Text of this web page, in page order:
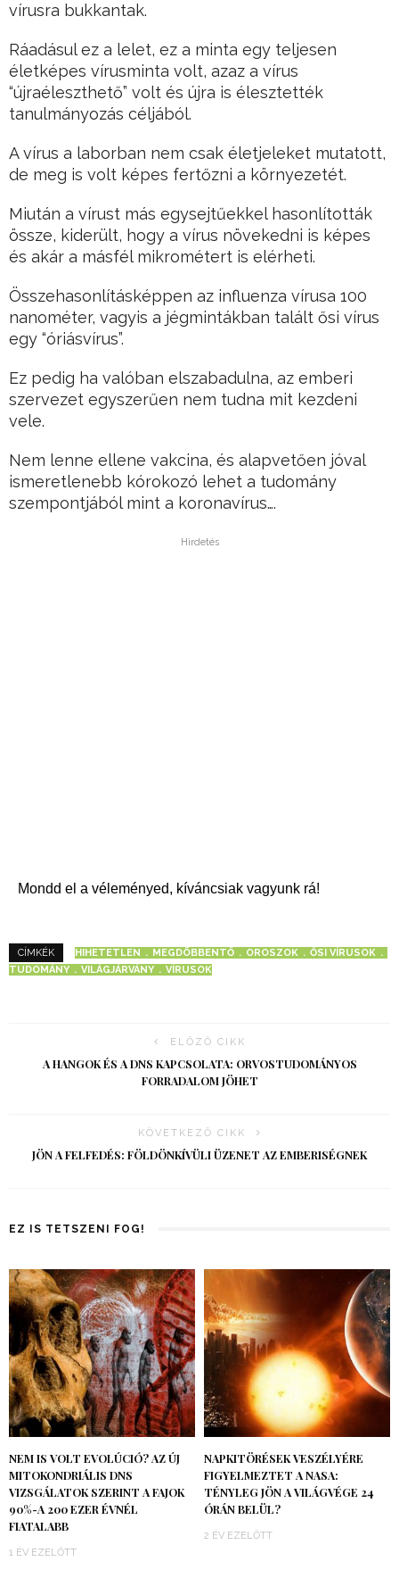
vírusra bukkantak.
Ráadásul ez a lelet, ez a minta egy teljesen
életképes vírusminta volt, azaz a vírus
“újraéleszthető” volt és újra is élesztették
tanulmányozás céljából.
A vírus a laborban nem csak életjeleket mutatott,
de meg is volt képes fertőzni a környezetét.
Miután a vírust más egysejtűekkel hasonlították
össze, kiderült, hogy a vírus növekedni is képes
és akár a másfél mikrométert is elérheti.
Összehasonlításképpen az influenza vírusa 100
nanométer, vagyis a jégmintákban talált ősi vírus
egy “óriásvírus”.
Ez pedig ha valóban elszabadulna, az emberi
szervezet egyszerűen nem tudna mit kezdeni
vele.
Nem lenne ellene vakcina, és alapvetően jóval
ismeretlenebb kórokozó lehet a tudomány
szempontjából mint a koronavírus….
Hirdetés
Mondd el a véleményed, kíváncsiak vagyunk rá!
CÍMKÉK HIHETETLEN MEGDÖBBENTŐ OROSZOK
ŐSI VÍRUSOK
TUDOMÁNY
VILÁGJÁRVÁNY VÍRUSOK
ELŐZŐ CIKK
A HANGOK ÉS A DNS KAPCSOLATA: ORVOSTUDOMÁNYOS
FORRADALOM JÖHET
KÖVETKEZŐ CIKK
JÖN A FELFEDÉS: FÖLDÖNKÍVÜLI ÜZENET AZ EMBERISÉGNEK
EZ IS TETSZENI FOG!
NEM IS VOLT EVOLÚCIÓ? AZ ÚJ
MITOKONDRIÁLIS DNS
VIZSGÁLATOK SZERINT A FAJOK
90%-A 200 EZER ÉVNÉL
FIATALABB
1 ÉV EZELŐTT
NAPKITÖRÉSEK VESZÉLYÉRE
FIGYELMEZTET A NASA:
TÉNYLEG JÖN A VILÁGVÉGE 24
ÓRÁN BELÜL?
2 ÉV EZELŐTT